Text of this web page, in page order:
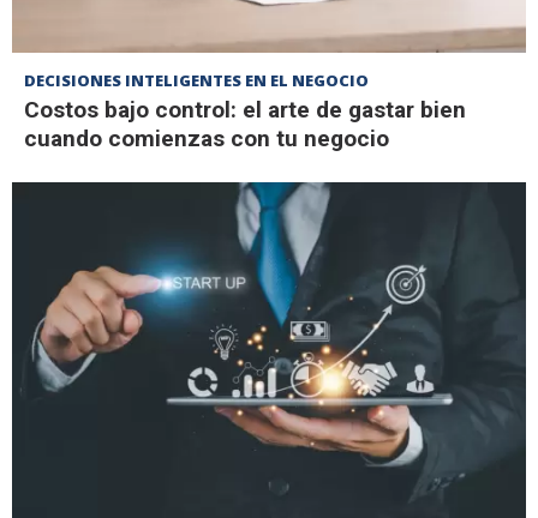
DECISIONES INTELIGENTES EN EL NEGOCIO
Costos bajo control: el arte de gastar bien
cuando comienzas con tu negocio